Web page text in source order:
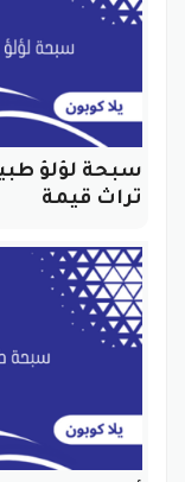
سبحة لؤلؤ
تراث قيمة